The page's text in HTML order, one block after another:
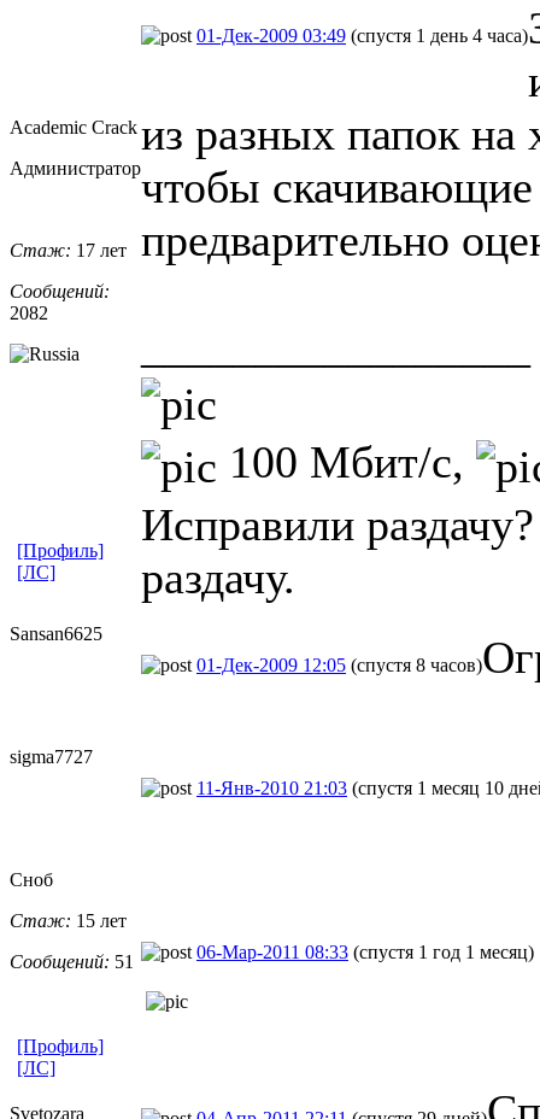
Academic Crack
Администратор
Стаж: 17 лет
Сообщений:
2082
01-Дек-2009 03:49 (спустя 1 день 4 часа)
из разных папок на
чтобы
предварительно
100 Мбит/с,
Исправили
раздачу.
[Профиль]
[ЛС]
Sansan6625
01-Дек-2009 12:05 (спустя 8 часов)
sigma7727
11-Янв-2010 21:03 (спустя 1 месяц 10
Сноб
Стаж: 15 лет
Сообщений: 51 06-Мар-2011 08:33 (спустя 1 год 1 месяц)
[Профиль]
[ЛС]
Svetozara